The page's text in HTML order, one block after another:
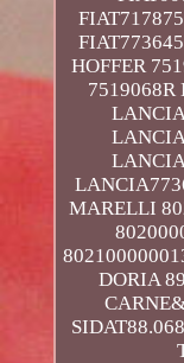
HOFFER
7519068R
MARELLI
DORIA